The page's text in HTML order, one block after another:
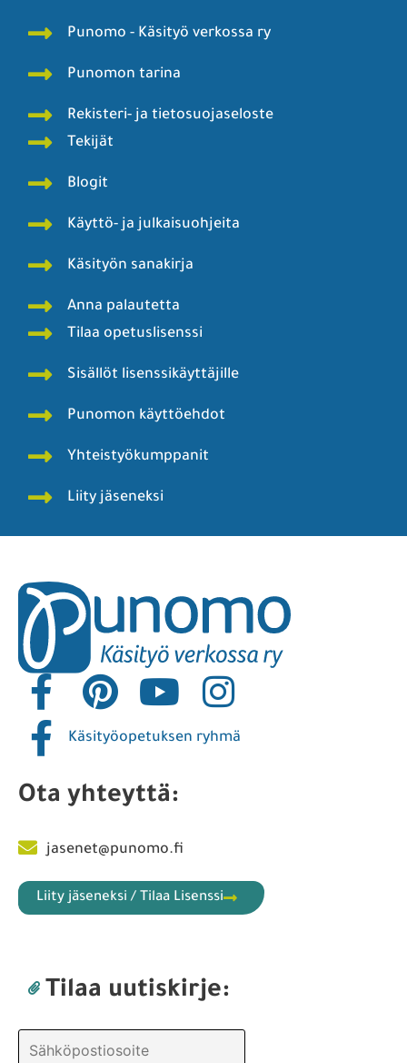
Punomo - Käsityö verkossa ry
Punomon tarina
Rekisteri- ja tietosuojaseloste
Tekijät
Blogit
Käyttö- ja julkaisuohjeita
Käsityön sanakirja
Anna palautetta
Tilaa opetuslisenssi
Sisällöt lisenssikäyttäjille
Punomon käyttöehdot
Yhteistyökumppanit
Liity jäseneksi
Käsityöopetuksen ryhmä
Ota yhteyttä:
jasenet@punomo.fi
Liity jäseneksi / Tilaa Lisenssi
Tilaa uutiskirje: